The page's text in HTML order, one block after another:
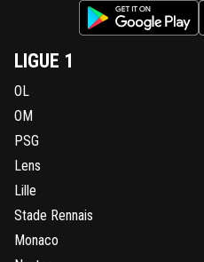
LIGUE 1
OL
OM
PSG
Lens
Lille
Stade Rennais
Monaco